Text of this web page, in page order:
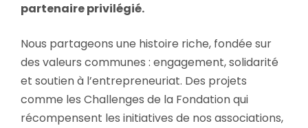
partenaire privilégié.
Nous partageons une histoire riche, fondée sur
des valeurs communes : engagement, solidarité
et soutien à l’entrepreneuriat. Des projets
comme les Challenges de la Fondation qui
récompensent les initiatives de nos associations,